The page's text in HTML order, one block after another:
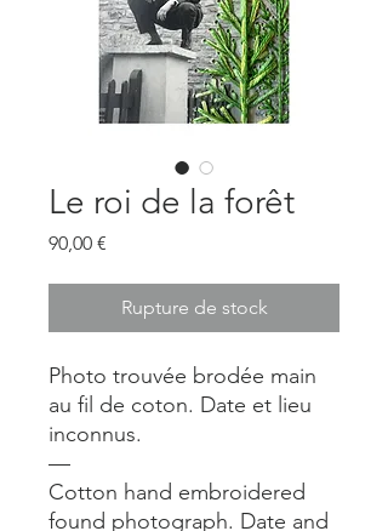
Le roi de la forêt
90,00 €
Rupture de stock
Photo trouvée brodée main
au fil de coton. Date et lieu
inconnus.
—
Cotton hand embroidered
found photograph. Date and